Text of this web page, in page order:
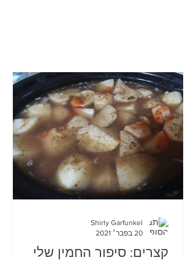
קצרים: סיפור החמין שלי
Shirly Garfunkel
20 בפבר׳ 2021